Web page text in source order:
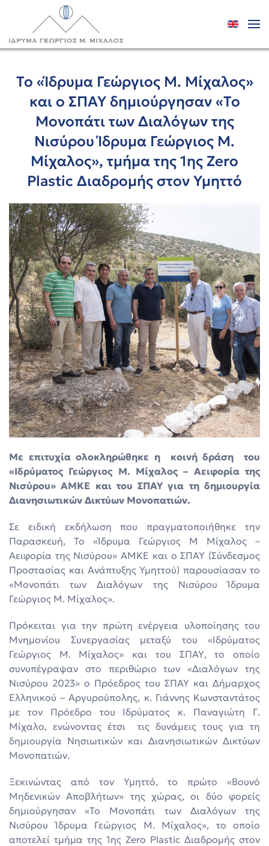
Skip to main content
Το «Ίδρυμα Γεώργιος Μ. Μίχαλος»
και ο ΣΠΑΥ δημιούργησαν «Το
Μονοπάτι των Διαλόγων της
Νισύρου Ίδρυμα Γεώργιος Μ.
Μίχαλος», τμήμα της 1ης Zero
Plastic Διαδρομής στον Υμηττό
Mε επιτυχία ολοκληρώθηκε η κοινή δράση του
«Ιδρύματος Γεώργιος Μ. Μίχαλος – Αειφορία της
Νισύρου» ΑΜΚΕ και του ΣΠΑΥ για τη δημιουργία
Διανησιωτικών Δικτύων Μονοπατιών.
Σε ειδική εκδήλωση που πραγματοποιήθηκε την
Παρασκευή, Το «Ίδρυμα Γεώργιος Μ Μίχαλος –
Αειφορία της Νισύρου» ΑΜΚΕ και ο ΣΠΑΥ (Σύνδεσμος
Προστασίας και Ανάπτυξης Υμηττού) παρουσίασαν το
«Μονοπάτι των Διαλόγων της Νισύρου Ίδρυμα
Γεώργιος Μ. Μίχαλος».
Πρόκειται για την πρώτη ενέργεια υλοποίησης του
Μνημονίου Συνεργασίας μεταξύ του «Ιδρύματος
Γεώργιος Μ. Μίχαλος» και του ΣΠΑΥ, το οποίο
συνυπέγραψαν στο περιθώριο των «Διαλόγων της
Νισύρου 2023» ο Πρόεδρος του ΣΠΑΥ και Δήμαρχος
Ελληνικού – Αργυρούπολης, κ. Γιάννης Κωνσταντάτος
με τον Πρόεδρο του Ιδρύματος κ. Παναγιώτη Γ.
Μίχαλο, ενώνοντας έτσι τις δυνάμεις τους για τη
δημιουργία Νησιωτικών και Διανησιωτικών Δικτύων
Μονοπατιών.
Ξεκινώντας από τον Υμηττό, το πρώτο «Βουνό
Μηδενικών Αποβλήτων» της χώρας, οι δύο φορείς
δημιούργησαν «Το Μονοπάτι των Διαλόγων της
Νισύρου Ίδρυμα Γεώργιος Μ. Μίχαλος», το οποίο
αποτελεί τμήμα της 1ης Zero Plastic Διαδρομής στον